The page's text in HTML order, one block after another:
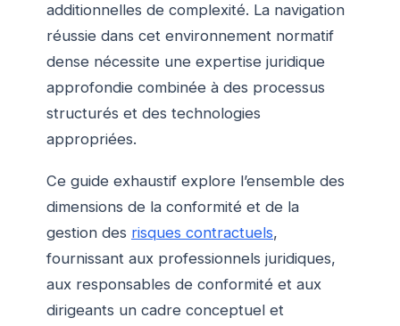
additionnelles de complexité. La navigation
réussie dans cet environnement normatif
dense nécessite une expertise juridique
approfondie combinée à des processus
structurés et des technologies
appropriées.
Ce guide exhaustif explore l’ensemble des
dimensions de la conformité et de la
gestion des risques contractuels,
fournissant aux professionnels juridiques,
aux responsables de conformité et aux
dirigeants un cadre conceptuel et